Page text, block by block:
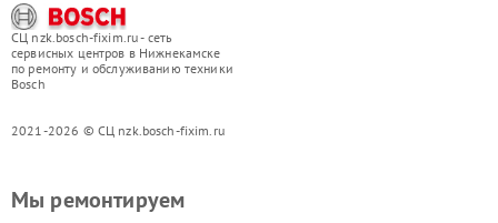
СЦ nzk.bosch-fixim.ru - сеть
сервисных центров в Нижнекамске
по ремонту и обслуживанию техники
Bosch
2021-2026 © СЦ nzk.bosch-fixim.ru
Мы ремонтируем